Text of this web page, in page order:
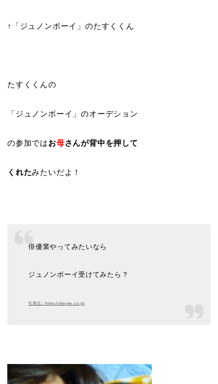
↑「ジュノンボーイ」のたすくくん
たすくくんの
「ジュノンボーイ」のオーデション
の参加ではお母さんが背中を押して
くれたみたいだよ！
俳優業やってみたいなら
ジュノンボーイ受けてみたら？
引用元：https://deview.co.jp/